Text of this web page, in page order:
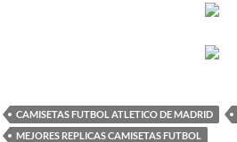
CAMISETAS FUTBOL ATLETICO DE MADRID
MEJORES REPLICAS CAMISETAS FUTBOL